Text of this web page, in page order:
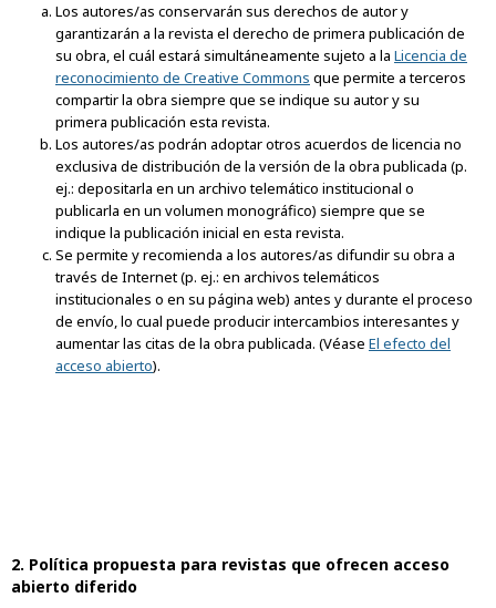
Los autores/as conservarán sus derechos de autor y
garantizarán a la revista el derecho de primera publicación de
su obra, el cuál estará simultáneamente sujeto a la Licencia de
reconocimiento de Creative Commons que permite a terceros
compartir la obra siempre que se indique su autor y su
primera publicación esta revista.
Los autores/as podrán adoptar otros acuerdos de licencia no
exclusiva de distribución de la versión de la obra publicada (p.
ej.: depositarla en un archivo telemático institucional o
publicarla en un volumen monográfico) siempre que se
indique la publicación inicial en esta revista.
Se permite y recomienda a los autores/as difundir su obra a
través de Internet (p. ej.: en archivos telemáticos
institucionales o en su página web) antes y durante el proceso
de envío, lo cual puede producir intercambios interesantes y
aumentar las citas de la obra publicada. (Véase El efecto del
acceso abierto).
2. Política propuesta para revistas que ofrecen acceso
abierto diferido